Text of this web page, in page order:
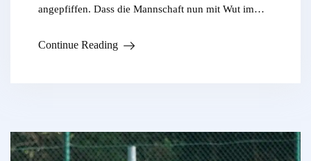
angepfiffen. Dass die Mannschaft nun mit Wut im…
Continue Reading